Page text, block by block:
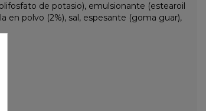
de potasio), emulsionante (estearoil
en polvo (2%), sal, espesante (goma guar),